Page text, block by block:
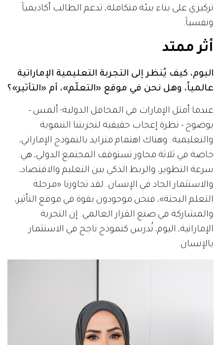
تركيزي على بناء بيئة متكاملة، تدعم الطالب أكاديمياً
ونفسياً.
أثر ممتد
اليوم، كيف يُنظر إلى التجربة التعليمية الإماراتية
عالمياً، وهل نحن في موقع «التعلّم»، أم «التأثير»؟
عندما أمثل الإمارات في المحافل الدولية؛ ألمس -
بوضوح - نظرة إعجاب حقيقية لتجربتنا التنموية
والتعليمية. وهناك اهتمام متزايد بالنموذج الإماراتي،
خاصة في ثلاثة محاور تستوقف المجتمع الدولي، هي:
سرعة التطوير، والربط الذكي بين التعليم والاقتصاد،
والاستثمار الجاد في الإنسان. لقد تجاوزنا «مرحلة
التعلم البحتة»، فنحن موجودون بقوة في موقع التأثير،
والمشاركة في صنع القرار العالمي. إن التجربة
الإماراتية، اليوم، تُدرس كنموذج ناجح في الاستثمار
بالإنسان.